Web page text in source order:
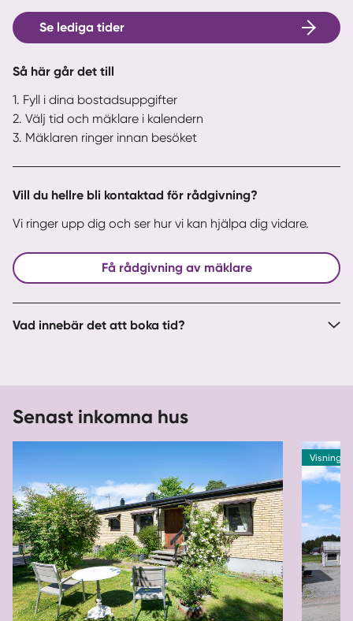
Se lediga tider
Så här går det till
1. Fyll i dina bostadsuppgifter
2. Välj tid och mäklare i kalendern
3. Mäklaren ringer innan besöket
Vill du hellre bli kontaktad för rådgivning?
Vi ringer upp dig och ser hur vi kan hjälpa dig vidare.
Få rådgivning av mäklare
Vad innebär det att boka tid?
Senast inkomna hus
Visning